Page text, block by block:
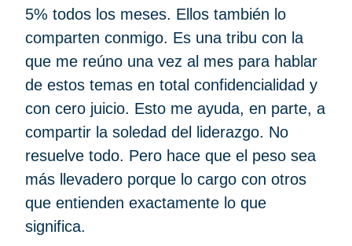
5% todos los meses. Ellos también lo
comparten conmigo. Es una tribu con la
que me reúno una vez al mes para hablar
de estos temas en total confidencialidad y
con cero juicio. Esto me ayuda, en parte, a
compartir la soledad del liderazgo. No
resuelve todo. Pero hace que el peso sea
más llevadero porque lo cargo con otros
que entienden exactamente lo que
significa.